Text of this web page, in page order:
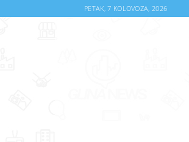
PETAK, 7 KOLOVOZA, 2026